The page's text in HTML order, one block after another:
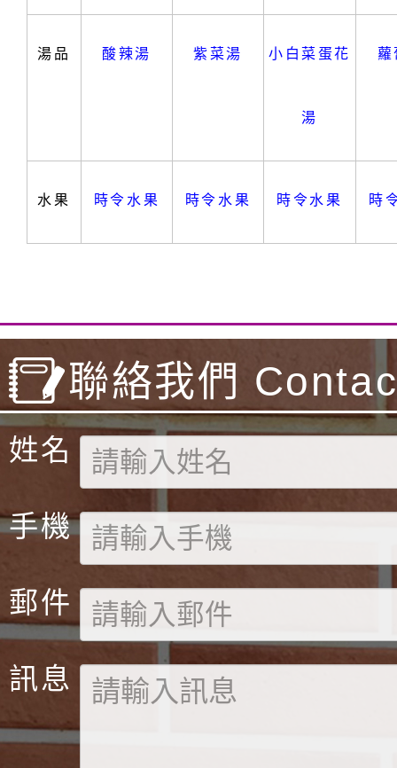
湯品 酸辣湯 紫菜湯 小白菜蛋花
湯
蘿
水果 時令水果 時令水果 時令水果 時
聯絡我們
姓名
手機
郵件
訊息